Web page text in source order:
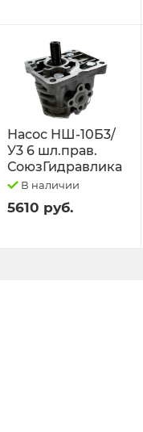
Насос НШ-10Б3/
У3 6 шл.прав.
СоюзГидравлика
В наличии
5610 руб.